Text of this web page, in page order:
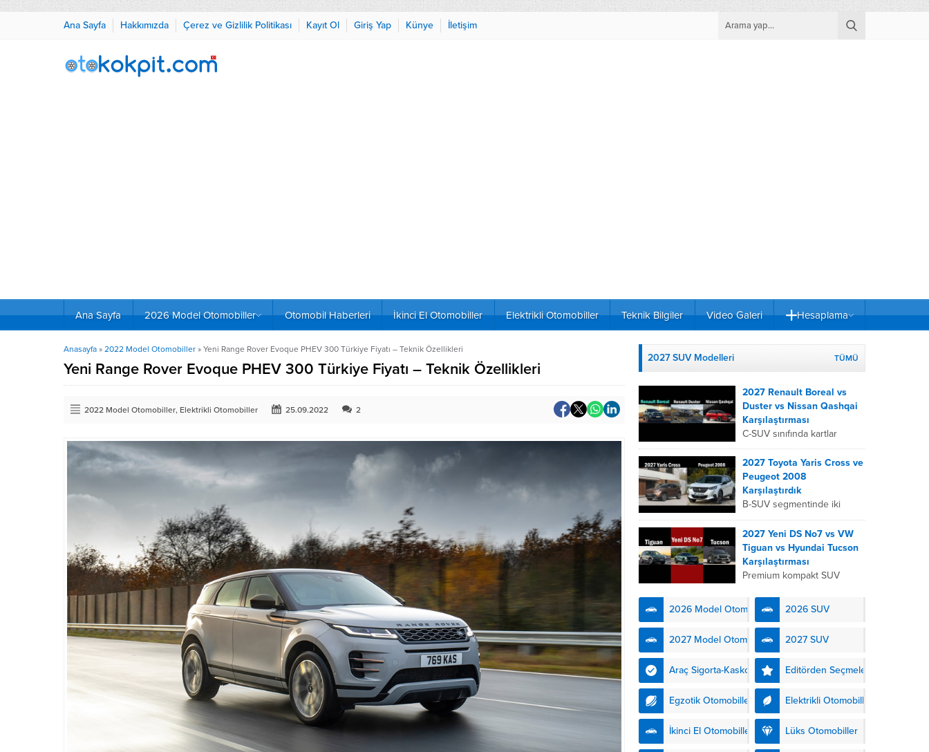
Ana Sayfa Hakkımızda Çerez ve Gizlilik Politikası Kayıt Ol Giriş Yap Künye İletişim
Ana Sayfa 2026 Model Otomobiller Otomobil Haberleri İkinci El Otomobiller Elektrikli Otomobiller Teknik Bilgiler Video Galeri Hesaplama
Anasayfa » 2022 Model Otomobiller » Yeni Range Rover Evoque PHEV 300 Türkiye Fiyatı – Teknik Özellikleri
Yeni Range Rover Evoque PHEV 300 Türkiye Fiyatı – Teknik Özellikleri
2022 Model Otomobiller, Elektrikli Otomobiller 25.09.2022 2
2027 SUV Modelleri TÜMÜ
2027 Renault Boreal vs
Duster vs Nissan Qashqai
Karşılaştırması
C-SUV sınıfında kartlar
yeniden dağıtıldı. 2027
Renault Boreal, Renault
Duster ve Nissan Qashqai;
her biri farklı bir sürüş
deneyimi, motor...
2027 Toyota Yaris Cross ve
Peugeot 2008
Karşılaştırdık
B-SUV segmentinde iki
önemli oyuncu olan 2027
Toyota Yaris
Cross ve Peugeot 2008,
farklı mühendislik
felsefeleriyle kullanıcıların
hibrit teknolojisindeki
uzmanlığını...
2027 Yeni DS No7 vs VW
Tiguan vs Hyundai Tucson
Karşılaştırması
Premium kompakt SUV
isteyen 2027 DS No7,
kendinden şarjlı hibrit
teknolojisiyle buluşturuyor.
DS Automobiles’in yeni...
2026 Model Otomobiller 2026 SUV
2027 Model Otomobiller 2027 SUV
Araç Sigorta-Kasko Editörden Seçmeler
Egzotik Otomobiller Elektrikli Otomobiller
İkinci El Otomobiller Lüks Otomobiller